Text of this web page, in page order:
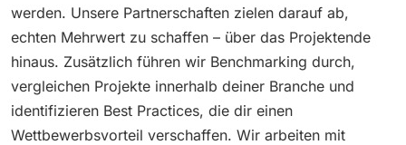
werden. Unsere Partnerschaften zielen darauf ab,
echten Mehrwert zu schaffen – über das Projektende
hinaus. Zusätzlich führen wir Benchmarking durch,
vergleichen Projekte innerhalb deiner Branche und
identifizieren Best Practices, die dir einen
Wettbewerbsvorteil verschaffen. Wir arbeiten mit